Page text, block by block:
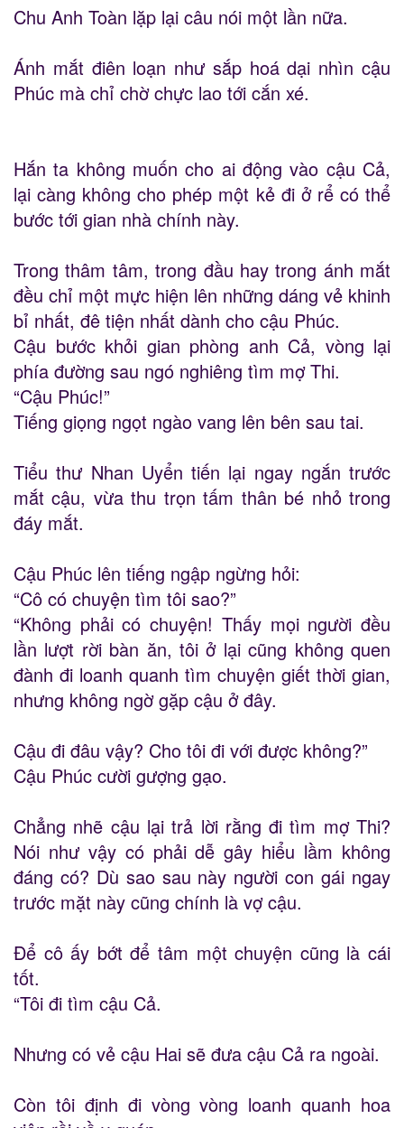
Chu Anh Toàn lặp lại câu nói một lần nữa.
Ánh mắt điên loạn như sắp hoá dại nhìn cậu
Phúc mà chỉ chờ chực lao tới cắn xé.
Hắn ta không muốn cho ai động vào cậu Cả,
lại càng không cho phép một kẻ đi ở rể có thể
bước tới gian nhà chính này.
Trong thâm tâm, trong đầu hay trong ánh mắt
đều chỉ một mực hiện lên những dáng vẻ khinh
bỉ nhất, đê tiện nhất dành cho cậu Phúc.
Cậu bước khỏi gian phòng anh Cả, vòng lại
phía đường sau ngó nghiêng tìm mợ Thi.
“Cậu Phúc!”
Tiếng giọng ngọt ngào vang lên bên sau tai.
Tiểu thư Nhan Uyển tiến lại ngay ngắn trước
mắt cậu, vừa thu trọn tấm thân bé nhỏ trong
đáy mắt.
Cậu Phúc lên tiếng ngập ngừng hỏi:
“Cô có chuyện tìm tôi sao?”
“Không phải có chuyện! Thấy mọi người đều
lần lượt rời bàn ăn, tôi ở lại cũng không quen
đành đi loanh quanh tìm chuyện giết thời gian,
nhưng không ngờ gặp cậu ở đây.
Cậu đi đâu vậy? Cho tôi đi với được không?”
Cậu Phúc cười gượng gạo.
Chẳng nhẽ cậu lại trả lời rằng đi tìm mợ Thi?
Nói như vậy có phải dễ gây hiểu lầm không
đáng có? Dù sao sau này người con gái ngay
trước mặt này cũng chính là vợ cậu.
Để cô ấy bớt để tâm một chuyện cũng là cái
tốt.
“Tôi đi tìm cậu Cả.
Nhưng có vẻ cậu Hai sẽ đưa cậu Cả ra ngoài.
Còn tôi định đi vòng vòng loanh quanh hoa